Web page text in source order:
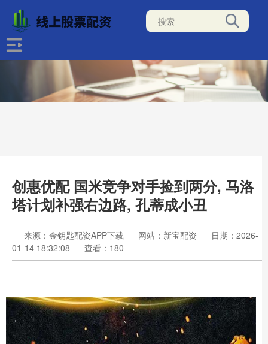
创惠优配 国米竞争对手捡到两分, 马洛
塔计划补强右边路, 孔蒂成小丑
来源：金钥匙配资APP下载 网站：新宝配资
日期：2026-
01-14 18:32:08
查看：180